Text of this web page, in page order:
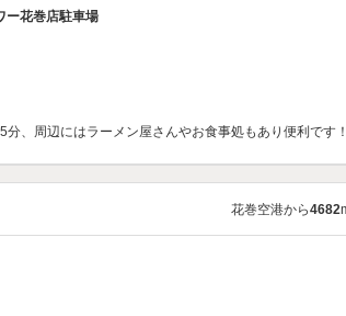
ー花巻店駐車場
、周辺にはラーメン屋さんやお食事処もあり便利です！
花巻空港から4682